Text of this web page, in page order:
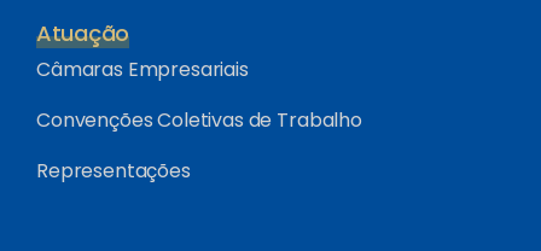
Atuação
Câmaras Empresariais
Convenções Coletivas de Trabalho
Representações